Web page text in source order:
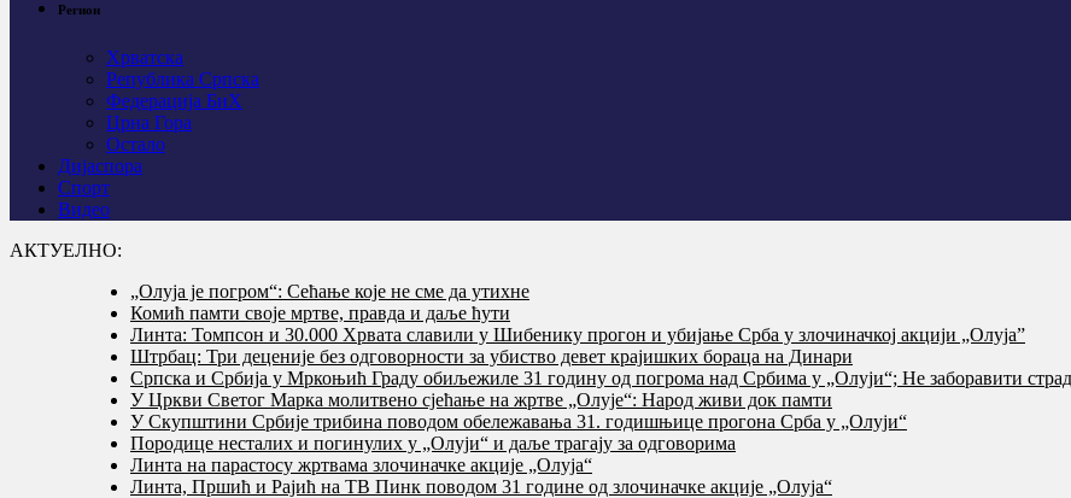
Регион
Хрватска
Република Српска
Федерација БиХ
Црна Гора
Остало
Дијаспора
Спорт
Видео
АКТУЕЛНО:
„Олуја је погром“: Сећање које не сме да утихне
Комић памти своје мртве, правда и даље ћути
Линта: Томпсон и 30.000 Хрвата славили у Шибенику прогон и убијање Срба у злочиначкој акцији „Олуја”
Штрбац: Три деценије без одговорности за убиство девет крајишких бораца на Динари
Српска и Србија у Мркоњић Граду обиљежиле 31 годину од погрома над Србима у „Олуји“; Не заборавити
У Цркви Светог Марка молитвено сјећање на жртве „Олује“: Народ живи док памти
У Скупштини Србије трибина поводом обележавања 31. годишњице прогона Срба у „Олуји“
Породице несталих и погинулих у „Олуји“ и даље трагају за одговорима
Линта на парастосу жртвама злочиначке акције „Олуја“
Линта, Пршић и Рајић на ТВ Пинк поводом 31 године од злочиначке акције „Олуја“